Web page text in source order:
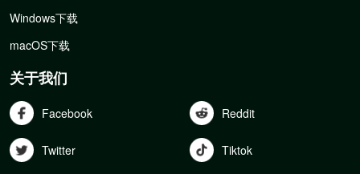
Windows下载
macOS下载
关于我们
Facebook Reddit
Twitter Tiktok